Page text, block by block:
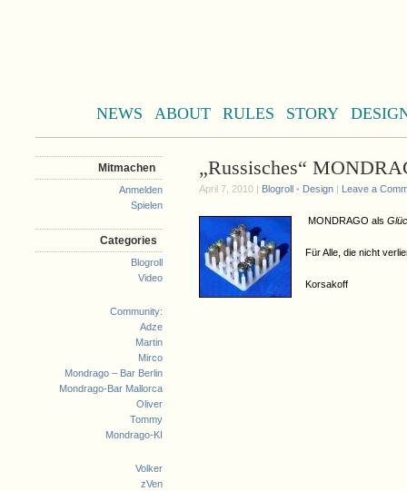
NEWS ABOUT RULES STORY
Mitmachen
Anmelden
Spielen
Categories
Blogroll
Video
Community:
Adze
Martin
Mirco
Mondrago – Bar Berlin
Mondrago-Bar Mallorca
Oliver
Tommy
Mondrago-KI
Volker
zVen
„Russisches“
April 7, 2010 | Blogroll • Design | Leave a
MONDRAGO als
Für Alle, die nicht
Korsakoff